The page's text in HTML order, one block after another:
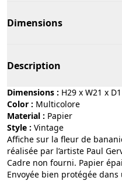
Dimensions
Description
Dimensions : H29 x W21 x D1
Color :
multicolore
Material :
papier
Style :
vintage
Affiche sur la fleur de
réalisée par l’artiste Paul
Cadre non fourni. Papier
Envoyée bien protégée